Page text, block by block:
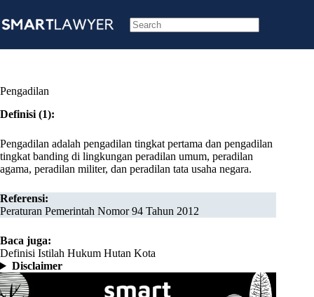
to
content
results
Pengadilan
Definisi (1):
Pengadilan adalah pengadilan tingkat pertama dan pengadilan
tingkat banding di lingkungan peradilan umum, peradilan
agama, peradilan militer, dan peradilan tata usaha negara.
Referensi:
Peraturan Pemerintah Nomor 94 Tahun 2012
Baca juga:
Definisi Istilah Hukum Hutan Kota
Disclaimer